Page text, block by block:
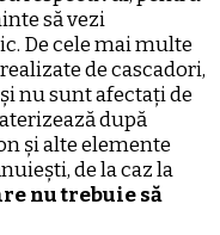
să vezi
De cele mai multe
de cascadori,
nu sunt afectați de
după
și alte elemente
de la caz la
nu trebuie să